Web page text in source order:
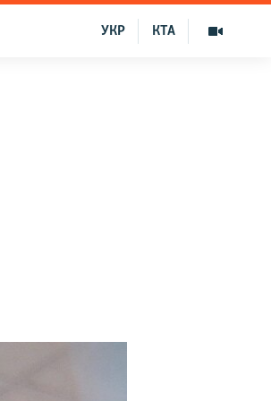
КТА
УКР